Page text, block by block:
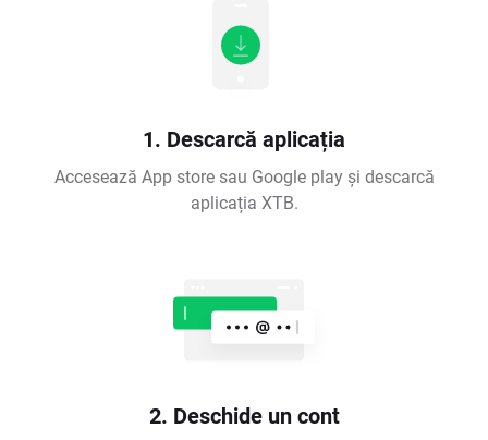
1. Descarcă aplicația
Accesează App store sau Google play și descarcă
aplicația XTB.
2. Deschide un cont